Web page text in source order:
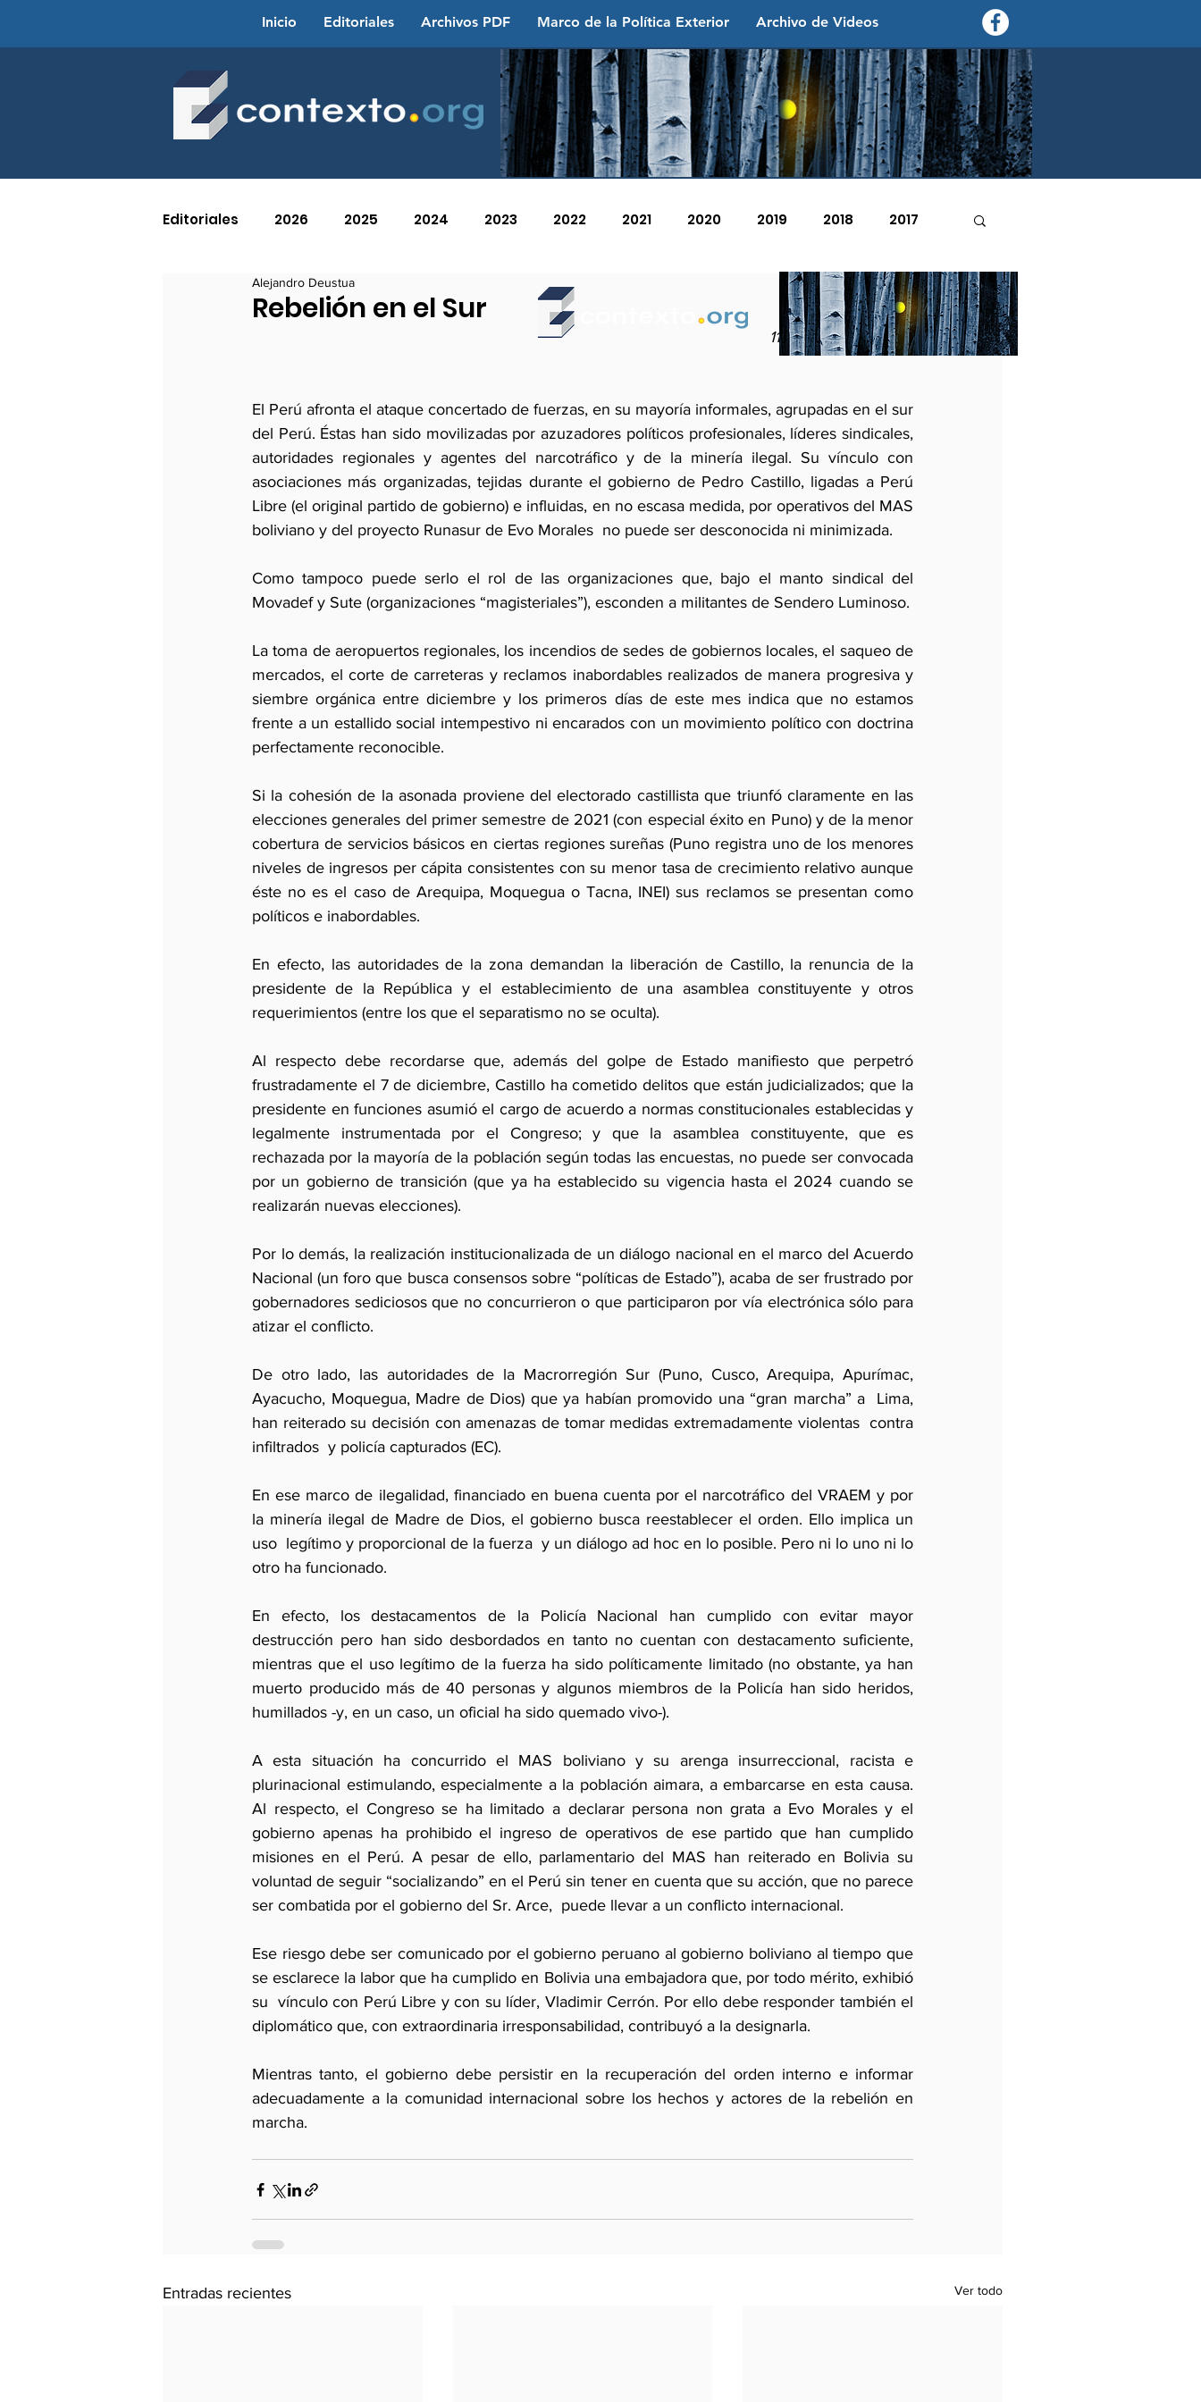
Inicio Editoriales Archivos PDF Marco de la Política Exterior Archivo de Videos
contexto - politica exterior
Editoriales 2026 2025 2024 2023 2022 2021 2020 2019 2018 2017
2015 2014 2011 2007 2006
Rebelión en el Sur
Alejandro Deustua
11 de enero de 2023
El Perú afronta el ataque concertado de fuerzas, en su mayoría informales, agrupadas en el sur
del Perú. Éstas han sido movilizadas por azuzadores políticos profesionales, líderes sindicales,
autoridades regionales y agentes del narcotráfico y de la minería ilegal. Su vínculo con
asociaciones más organizadas, tejidas durante el gobierno de Pedro Castillo, ligadas a Perú
Libre (el original partido de gobierno) e influidas, en no escasa medida, por operativos del MAS
boliviano y del proyecto Runasur de Evo Morales  no puede ser desconocida ni minimizada.
Como tampoco puede serlo el rol de las organizaciones que, bajo el manto sindical del
Movadef y Sute (organizaciones “magisteriales”), esconden a militantes de Sendero Luminoso.
La toma de aeropuertos regionales, los incendios de sedes de gobiernos locales, el saqueo de
mercados, el corte de carreteras y reclamos inabordables realizados de manera progresiva y
siembre orgánica entre diciembre y los primeros días de este mes indica que no estamos
frente a un estallido social intempestivo ni encarados con un movimiento político con doctrina
perfectamente reconocible.
Si la cohesión de la asonada proviene del electorado castillista que triunfó claramente en las
elecciones generales del primer semestre de 2021 (con especial éxito en Puno) y de la menor
cobertura de servicios básicos en ciertas regiones sureñas (Puno registra uno de los menores
niveles de ingresos per cápita consistentes con su menor tasa de crecimiento relativo aunque
éste no es el caso de Arequipa, Moquegua o Tacna, INEI) sus reclamos se presentan como
políticos e inabordables.
En efecto, las autoridades de la zona demandan la liberación de Castillo, la renuncia de la
presidente de la República y el establecimiento de una asamblea constituyente y otros
requerimientos (entre los que el separatismo no se oculta).
Al respecto debe recordarse que, además del golpe de Estado manifiesto que perpetró
frustradamente el 7 de diciembre, Castillo ha cometido delitos que están judicializados; que la
presidente en funciones asumió el cargo de acuerdo a normas constitucionales establecidas y
legalmente instrumentada por el Congreso; y que la asamblea constituyente, que es
rechazada por la mayoría de la población según todas las encuestas, no puede ser convocada
por un gobierno de transición (que ya ha establecido su vigencia hasta el 2024 cuando se
realizarán nuevas elecciones).
Por lo demás, la realización institucionalizada de un diálogo nacional en el marco del Acuerdo
Nacional (un foro que busca consensos sobre “políticas de Estado”), acaba de ser frustrado por
gobernadores sediciosos que no concurrieron o que participaron por vía electrónica sólo para
atizar el conflicto.
De otro lado, las autoridades de la Macrorregión Sur (Puno, Cusco, Arequipa, Apurímac,
Ayacucho, Moquegua, Madre de Dios) que ya habían promovido una “gran marcha” a  Lima,
han reiterado su decisión con amenazas de tomar medidas extremadamente violentas  contra
infiltrados  y policía capturados (EC).
En ese marco de ilegalidad, financiado en buena cuenta por el narcotráfico del VRAEM y por
la minería ilegal de Madre de Dios, el gobierno busca reestablecer el orden. Ello implica un
uso  legítimo y proporcional de la fuerza  y un diálogo ad hoc en lo posible. Pero ni lo uno ni lo
otro ha funcionado.
En efecto, los destacamentos de la Policía Nacional han cumplido con evitar mayor
destrucción pero han sido desbordados en tanto no cuentan con destacamento suficiente,
mientras que el uso legítimo de la fuerza ha sido políticamente limitado (no obstante, ya han
muerto producido más de 40 personas y algunos miembros de la Policía han sido heridos,
humillados -y, en un caso, un oficial ha sido quemado vivo-).
A esta situación ha concurrido el MAS boliviano y su arenga insurreccional, racista e
plurinacional estimulando, especialmente a la población aimara, a embarcarse en esta causa.
Al respecto, el Congreso se ha limitado a declarar persona non grata a Evo Morales y el
gobierno apenas ha prohibido el ingreso de operativos de ese partido que han cumplido
misiones en el Perú. A pesar de ello, parlamentario del MAS han reiterado en Bolivia su
voluntad de seguir “socializando” en el Perú sin tener en cuenta que su acción, que no parece
ser combatida por el gobierno del Sr. Arce,  puede llevar a un conflicto internacional.
Ese riesgo debe ser comunicado por el gobierno peruano al gobierno boliviano al tiempo que
se esclarece la labor que ha cumplido en Bolivia una embajadora que, por todo mérito, exhibió
su  vínculo con Perú Libre y con su líder, Vladimir Cerrón. Por ello debe responder también el
diplomático que, con extraordinaria irresponsabilidad, contribuyó a la designarla.
Mientras tanto, el gobierno debe persistir en la recuperación del orden interno e informar
adecuadamente a la comunidad internacional sobre los hechos y actores de la rebelión en
marcha.
Entradas recientes Ver todo